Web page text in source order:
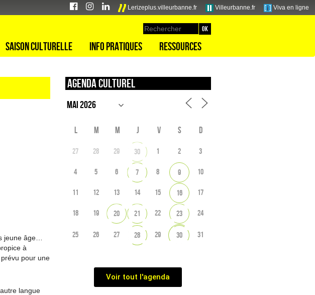
Lerizeplus.villeurbanne.fr Villeurbanne.fr Viva en ligne
Saison culturelle Info pratiques Ressources
jeune âge…
à
pour une
langue
Agenda culturel
L M M J V S D
27 28 29 30 1 2 3
4 5 6 7 8 9 10
11 12 13 14 15 16 17
18 19 20 21 22 23 24
25 26 27 28 29 30 31
Voir tout l'agenda